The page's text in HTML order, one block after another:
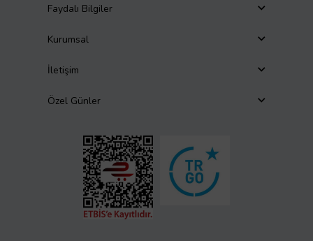
Faydalı Bilgiler
Kurumsal
İletişim
Özel Günler